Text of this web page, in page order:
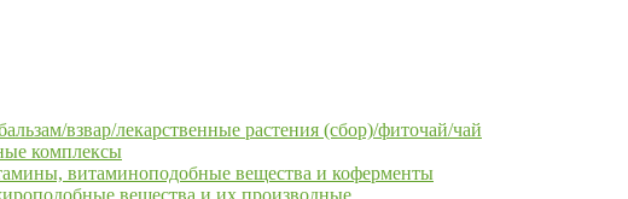
взвар/лекарственные растения (сбор)/фиточай/чай
комплексы
витаминоподобные вещества и коферменты
вещества и их производные